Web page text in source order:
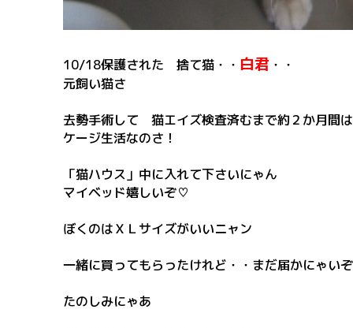
10/18保護された 捨て猫・・ 白君 ・・
元飼い猫さ
去勢手術して 猫エイズ検査済むまで約２か月間は
ケージ生活なのさ！
「猫ハウス」中に入れて下さいにゃん
マイベッド嬉しいぞ♡
ぼくのはＸＬサイズがいいニャン
一緒に買ってもらったけれど・・まだ届かにゃい
たのしみにゃあ